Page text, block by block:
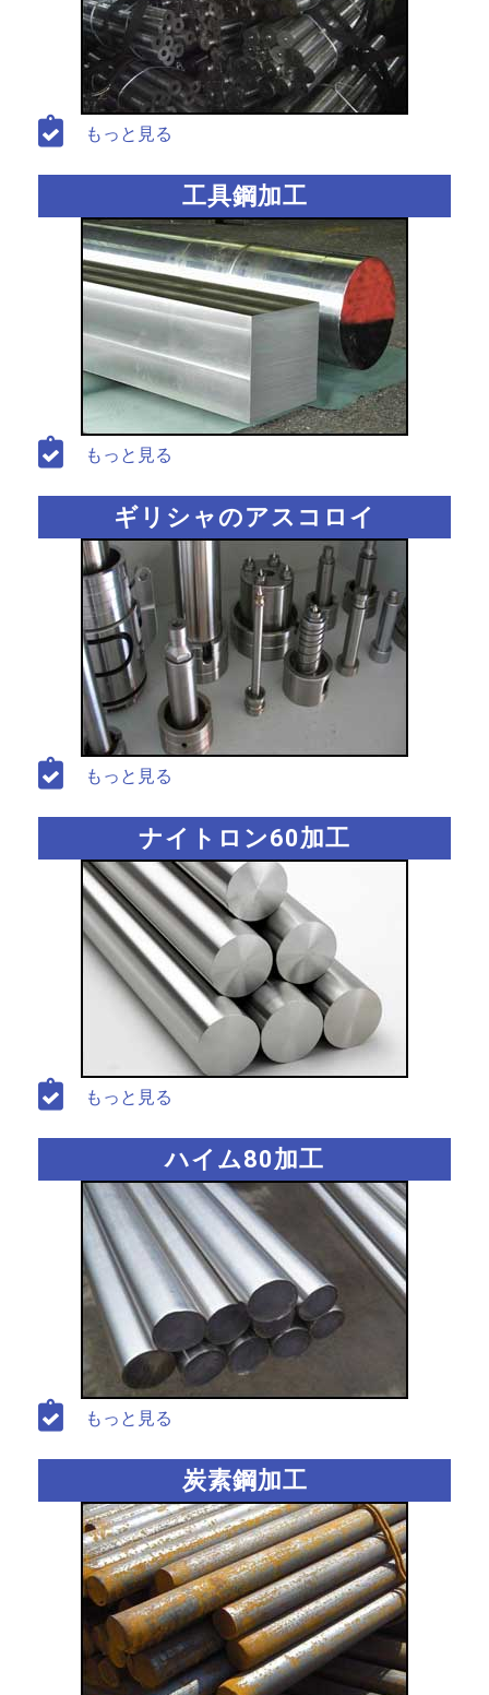
もっと見る
工具鋼加工
もっと見る
ギリシャのアスコロイ
もっと見る
ナイトロン60加工
もっと見る
ハイム80加工
もっと見る
炭素鋼加工